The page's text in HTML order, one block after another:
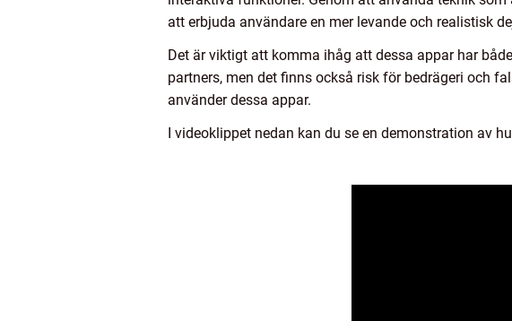
att erbjuda användare en mer levande och realistisk
Det är viktigt att komma ihåg att dessa appar har
partners, men det finns också risk för bedrägeri och
använder dessa appar.
I videoklippet nedan kan du se en demonstration av